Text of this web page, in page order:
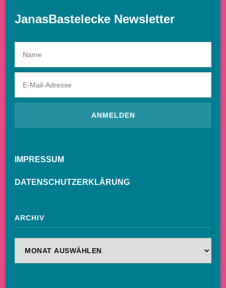
JanasBastelecke Newsletter
IMPRESSUM
DATENSCHUTZERKLÄRUNG
ARCHIV